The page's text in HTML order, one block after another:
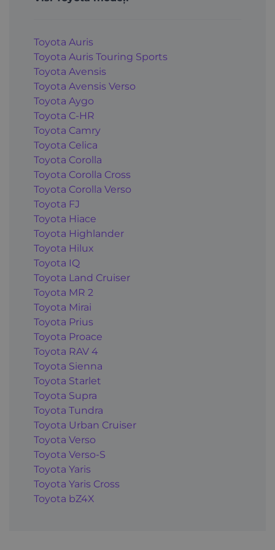
Toyota Auris
Toyota Auris Touring Sports
Toyota Avensis
Toyota Avensis Verso
Toyota Aygo
Toyota C-HR
Toyota Camry
Toyota Celica
Toyota Corolla
Toyota Corolla Cross
Toyota Corolla Verso
Toyota FJ
Toyota Hiace
Toyota Highlander
Toyota Hilux
Toyota IQ
Toyota Land Cruiser
Toyota MR 2
Toyota Mirai
Toyota Prius
Toyota Proace
Toyota RAV 4
Toyota Sienna
Toyota Starlet
Toyota Supra
Toyota Tundra
Toyota Urban Cruiser
Toyota Verso
Toyota Verso-S
Toyota Yaris
Toyota Yaris Cross
Toyota bZ4X